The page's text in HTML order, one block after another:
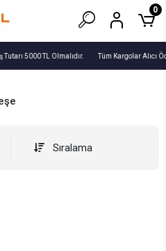
5000 TL Olmalıdır. Tüm Kargolar Alıcı
0
Sıralama